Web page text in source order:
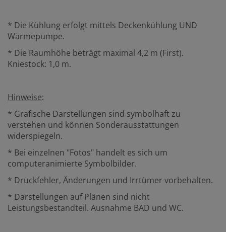
* Die Kühlung erfolgt mittels Deckenkühlung UND
Wärmepumpe.
* Die Raumhöhe beträgt maximal 4,2 m (First).
Kniestock: 1,0 m.
Hinweise:
* Grafische Darstellungen sind symbolhaft zu
verstehen und können Sonderausstattungen
widerspiegeln.
* Bei einzelnen "Fotos" handelt es sich um
computeranimierte Symbolbilder.
* Druckfehler, Änderungen und Irrtümer vorbehalten.
* Darstellungen auf Plänen sind nicht
Leistungsbestandteil. Ausnahme BAD und WC.